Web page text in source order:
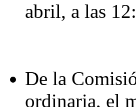
abril, a las
De la
ordinaria, el